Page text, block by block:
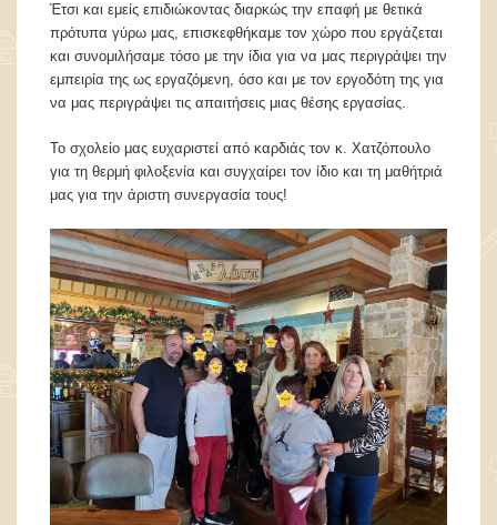
Έτσι και εμείς επιδιώκοντας διαρκώς την επαφή με θετικά
πρότυπα γύρω μας, επισκεφθήκαμε τον χώρο που εργάζεται
και συνομιλήσαμε τόσο με την ίδια για να μας περιγράψει την
εμπειρία της ως εργαζόμενη, όσο και με τον εργοδότη της για
να μας περιγράψει τις απαιτήσεις μιας θέσης εργασίας.
Το σχολείο μας ευχαριστεί από καρδιάς τον κ. Χατζόπουλο
για τη θερμή φιλοξενία και συγχαίρει τον ίδιο και τη μαθήτριά
μας για την άριστη συνεργασία τους!